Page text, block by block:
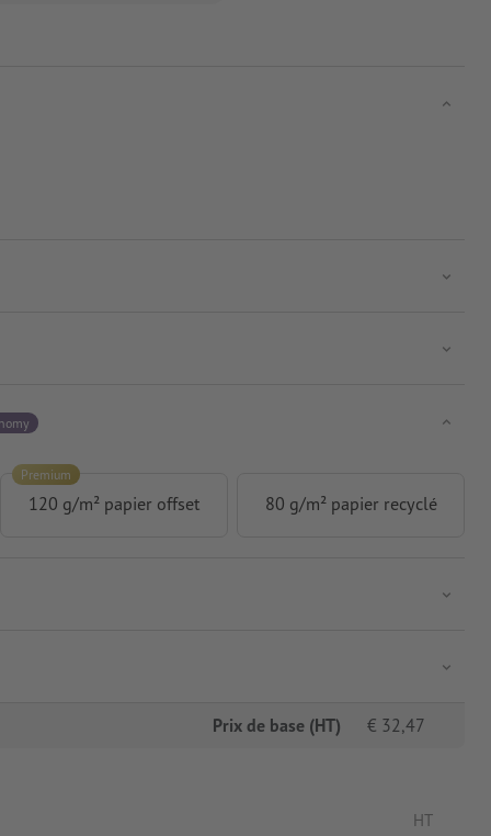
120 g/m² papier offset
Premium
80 g/m² papier recyclé
Prix de base (HT) € 32,47
HT